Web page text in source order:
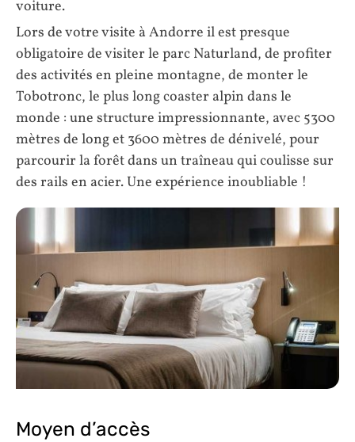
voiture.
Lors de votre visite à Andorre il est presque
obligatoire de visiter le parc Naturland, de profiter
des activités en pleine montagne, de monter le
Tobotronc, le plus long coaster alpin dans le
monde : une structure impressionnante, avec 5300
mètres de long et 3600 mètres de dénivelé, pour
parcourir la forêt dans un traîneau qui coulisse sur
des rails en acier. Une expérience inoubliable !
Moyen d’accès